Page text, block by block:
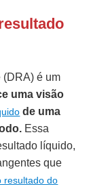
é um
uma visão
de uma
Essa
líquido,
que
resultado do